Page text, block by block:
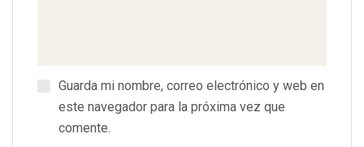
Guarda mi nombre, correo electrónico y web en
este navegador para la próxima vez que
comente.